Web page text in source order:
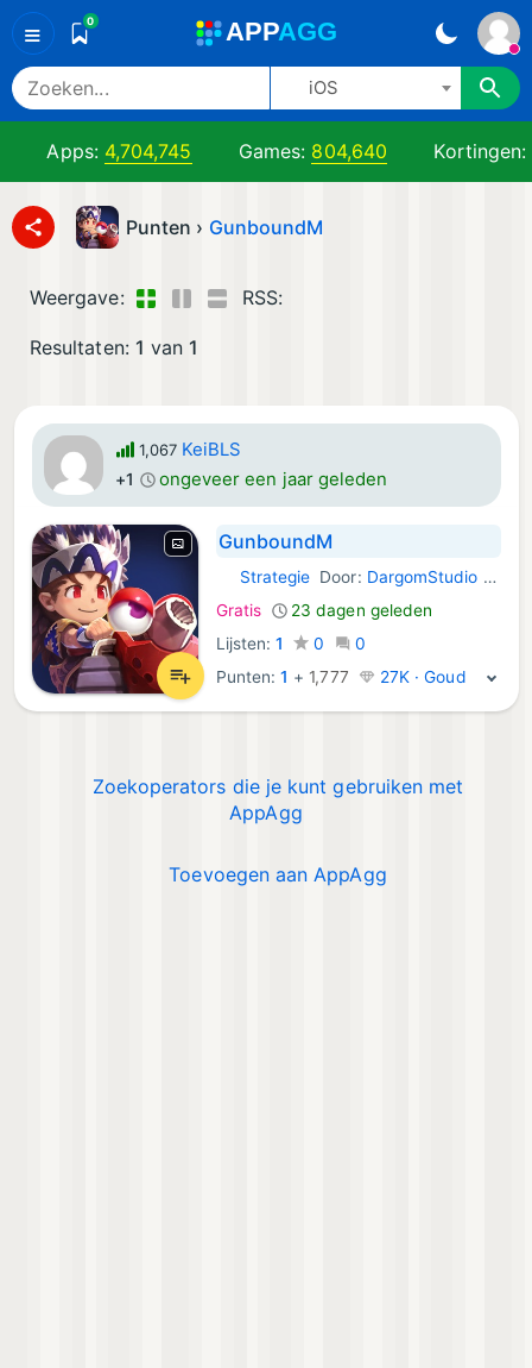
≡ 0 APPAGG
iOS
Apps: 4,704,745 Games: 804,640 Kortingen:
Punten › GunboundM
Weergave: RSS:
Resultaten: 1 van 1
1,067 KeiBLS
+1 ongeveer een jaar geleden
GunboundM
iOS Games:
Strategie Door: DargomStudio Co., Ltd.
Gratis
23 dagen geleden
Lijsten:1 0
0
Punten:1 + 1,777 27K · Goud
Zoekoperators die je kunt gebruiken met
AppAgg
Toevoegen aan AppAgg